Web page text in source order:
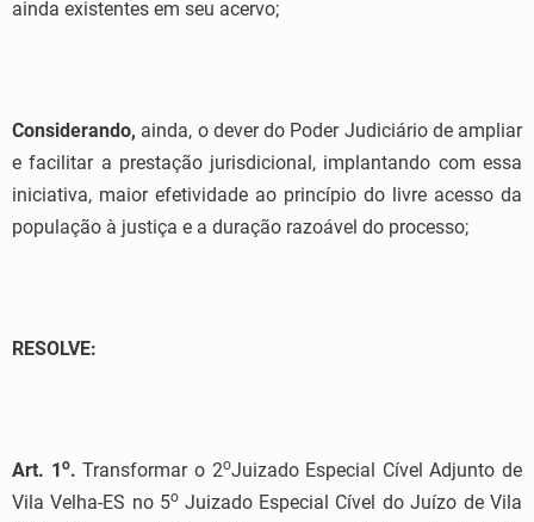
ainda existentes em seu acervo;
Considerando, ainda, o dever do Poder Judiciário de ampliar
e facilitar a prestação jurisdicional, implantando com essa
iniciativa, maior efetividade ao princípio do livre acesso da
população à justiça e a duração razoável do processo;
RESOLVE:
Art. 1o.Transformar o 2oJuizado Especial Cível Adjunto de
Vila Velha-ES no 5o Juizado Especial Cível do Juízo de Vila